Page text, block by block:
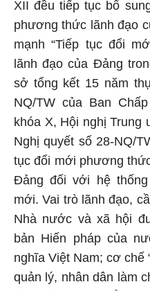
XII đều tiếp tục bổ
phương thức lãnh đạo
mạnh “Tiếp tục đổi
lãnh đạo của Đảng
sở tổng kết 15 năm
NQ/TW của Ban
khóa X, Hội nghị Trung
Nghị quyết số 28-NQ/
tục đổi mới phương
Đảng đối với hệ
mới. Vai trò lãnh đạo,
Nhà nước và xã hội
bản Hiến pháp của
nghĩa Việt Nam; cơ chế
quản lý, nhân dân làm